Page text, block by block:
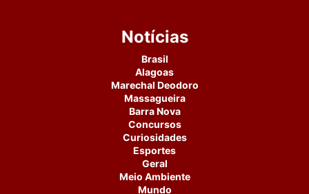
Notícias
Brasil
Alagoas
Marechal Deodoro
Massagueira
Barra Nova
Concursos
Curiosidades
Esportes
Geral
Meio Ambiente
Mundo